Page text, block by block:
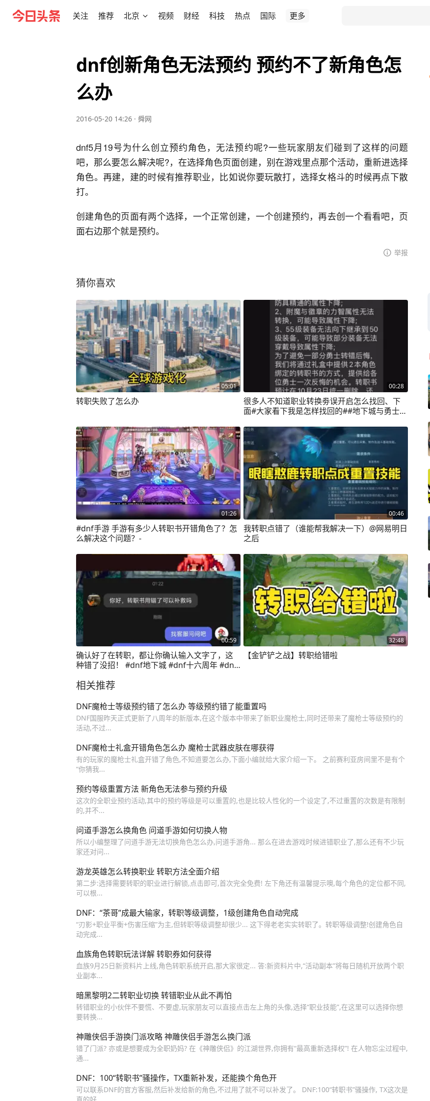
关注 推荐 北京 视频 财经 科技 热点 国际 更多
dnf创新角色无法预约 预约不了新角色怎
么办
2016-05-20 14:26 · 舜网
dnf5月19号为什么创立预约角色，无法预约呢?一些玩家朋友们碰到了这样的问题
吧，那么要怎么解决呢?，在选择角色页面创建，别在游戏里点那个活动，重新进选择
角色。再建，建的时候有推荐职业，比如说你要玩散打，选择女格斗的时候再点下散
打。
创建角色的页面有两个选择，一个正常创建，一个创建预约，再去创一个看看吧，页
面右边那个就是预约。
举报
猜你喜欢
05:01
转职失败了怎么办
00:28
很多人不知道职业转换劵误开启怎么找回、下
面#大家看下我是怎样找回的##地下城与勇士手
01:26
#dnf手游 手游有多少人转职书开错角色了？怎
么解决这个问题？-
00:46
我转职点错了（谁能帮我解决一下）@网易明日
之后
00:59
确认好了在转职，都让你确认输入文字了，这
种错了没招！ #dnf地下城 #dnf十六周年 #dnf
32:48
【金铲铲之战】转职给错啦
相关推荐
DNF魔枪士等级预约错了怎么办 等级预约错了能重置吗
DNF国服昨天正式更新了八周年的新版本,在这个版本中带来了新职业魔枪士,同时还带来了魔枪士等级预约的
活动,不过...
DNF魔枪士礼盒开错角色怎么办 魔枪士武器皮肤在哪获得
有的玩家的魔枪士礼盒开错了角色,不知道要怎么办,下面小编就给大家介绍一下。 之前赛利亚房间里不是有个
“你猜我...
预约等级重置方法 新角色无法参与预约升级
这次的全职业预约活动,其中的预约等级是可以重置的,也是比较人性化的一个设定了,不过重置的次数是有限制
的,并不...
问道手游怎么换角色 问道手游如何切换人物
所以小编整理了问道手游无法切换角色怎么办,问道手游角... 那么在进去游戏时候进错职业了,那么还有不少玩
家还对问...
游龙英雄怎么转换职业 转职方法全面介绍
第二步:选择需要转职的职业进行解锁,点击即可,首次完全免费! 左下角还有温馨提示噢,每个角色的定位都不同,
可以根...
DNF：“茶哥”成最大输家，转职等级调整，1级创建角色自动完成
“刃影+职业平衡+伤害压缩”为主,但转职等级调整却很少... 这下得老老实实转职了。转职等级调整!创建角色自
动完成...
血族角色转职玩法详解 转职券如何获得
血族9月25日新资料片上线,角色转职系统开启,那大家很定... 答:新资料片中,“活动副本”将每日随机开放两个职
业副本...
暗黑黎明2二转职业切换 转错职业从此不再怕
转错职业的小伙伴不要慌、不要虚,玩家朋友可以直接点击左上角的头像,选择“职业技能”,在这里可以选择你想
要转换...
神雕侠侣手游换门派攻略 神雕侠侣手游怎么换门派
错了门派? 亦或是想要成为全职奶妈? 在《神雕侠侣》的江湖世界,你拥有“最高重新选择权”! 在人物忘尘过程中,
通...
DNF：100“转职书”骚操作，TX重新补发，还能换个角色开
可以联系DNF的官方客服,然后补发给新的角色,不过用了就不可以补发了。 DNF:100“转职书”骚操作, TX这次是